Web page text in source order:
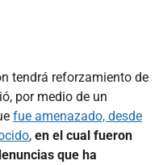
tendrá reforzamiento de
por medio de un
fue amenazado, desde
, en el cual fueron
que ha